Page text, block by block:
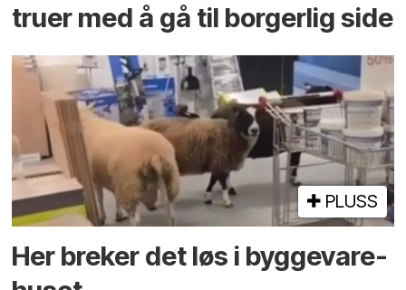
truer med å gå til borgerlig side
PLUSS
Her breker det løs i bygge­vare­